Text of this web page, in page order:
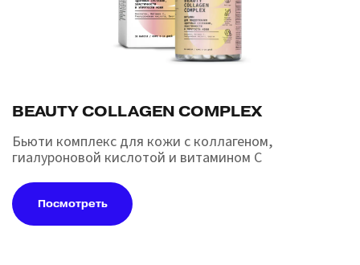
BEAUTY COLLAGEN COMPLEX
Бьюти комплекс для кожи с коллагеном,
гиалуроновой кислотой и витамином С
Посмотреть